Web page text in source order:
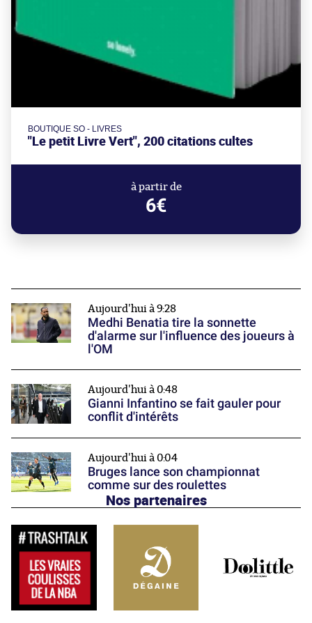
BOUTIQUE SO - LIVRES
"Le petit Livre Vert", 200 citations cultes
à partir de
6€
Aujourd'hui à 9:28
Medhi Benatia tire la sonnette
d'alarme sur l'influence des joueurs à
l'OM
Aujourd'hui à 0:48
Gianni Infantino se fait gauler pour
conflit d'intérêts
Aujourd'hui à 0:04
Bruges lance son championnat
comme sur des roulettes
Nos partenaires